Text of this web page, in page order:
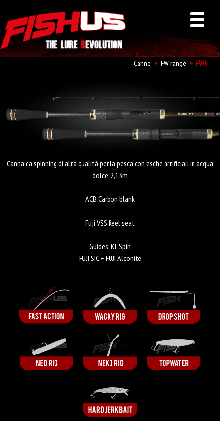
Canne FW range FW6
Fishus FW6
Canna da spinning di alta qualità per la pesca con esche artificiali in acqua
dolce. 2,13m
ACB Carbon blank
Fuji VSS Reel seat
Guides: KL Spin
FUJI SIC + FUJI Alconite